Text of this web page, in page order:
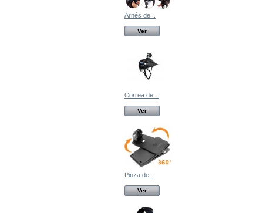
Arnés de...
Ver
Correa de...
Ver
Pinza de...
Ver